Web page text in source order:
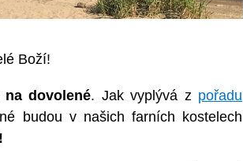
Boží!
na dovolené. Jak vyplývá z pořadu
budou v našich farních kostelech